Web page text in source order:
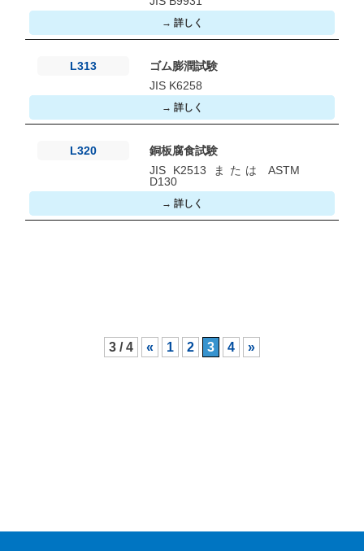
→ 詳しく
L313
ゴム膨潤試験
JIS K6258
→ 詳しく
L320
銅板腐食試験
JIS K2513 または ASTM
D130
→ 詳しく
3 / 4 « 1 2 3 4 »